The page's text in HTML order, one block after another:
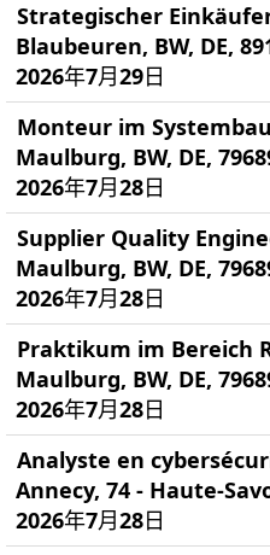
Strategischer
Blaubeuren, BW, DE,
2026年7月29日
Monteur im
Maulburg, BW, DE,
2026年7月28日
Supplier Quality
Maulburg, BW, DE,
2026年7月28日
Praktikum im Bereich
Maulburg, BW, DE,
2026年7月28日
Analyste en
Annecy, 74 - Haute-
2026年7月28日